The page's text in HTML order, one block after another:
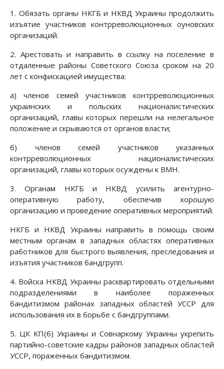
1. Обязать органы НКГБ и НКВД Украины продолжить
изъятие участников контрреволюционных оуновских
организаций.
2. Арестовать и направить в ссылку на поселение в
отдаленные районы Советского Союза сроком на 20
лет с конфискацией имущества:
а) членов семей участников контрреволюционных
украинских и польских националистических
организаций, главы которых перешли на нелегальное
положение и скрываются от органов власти;
б) членов семей участников указанных
контрреволюционных националистических
организаций, главы которых осуждены к ВМН.
3. Органам НКГБ и НКВД усилить агентурно-
оперативную работу, обеспечив хорошую
организацию и проведение оперативных мероприятий.
НКГБ и НКВД Украины направить в помощь своим
местным органам в западных областях оперативных
работников для быстрого выявления, преследования и
изъятия участников бандгрупп.
4. Войска НКВД Украины расквартировать отдельными
подразделениями в наиболее пораженных
бандитизмом районах западных областей УССР для
использования их в борьбе с бандгруппами.
5. ЦК КП(б) Украины и Совнаркому Украины укрепить
партийно-советские кадры районов западных областей
УССР, пораженных бандитизмом.